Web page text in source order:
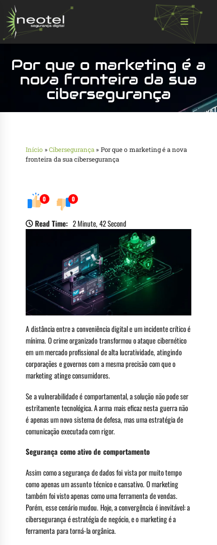
Por que o marketing é a
nova fronteira da sua
cibersegurança
Início »Cibersegurança » Por que o marketing é a nova
fronteira da sua cibersegurança
0 0
Read Time: 2 Minute, 42 Second
A distância entre a conveniência digital e um incidente crítico é
mínima. O crime organizado transformou o ataque cibernético
em um mercado profissional de alta lucratividade, atingindo
corporações e governos com a mesma precisão com que o
marketing atinge consumidores.
Se a vulnerabilidade é comportamental, a solução não pode ser
estritamente tecnológica. A arma mais eficaz nesta guerra não
é apenas um novo sistema de defesa, mas uma estratégia de
comunicação executada com rigor.
Segurança como ativo de comportamento
Assim como a segurança de dados foi vista por muito tempo
como apenas um assunto técnico e cansativo. O marketing
também foi visto apenas como uma ferramenta de vendas.
Porém, esse cenário mudou. Hoje, a convergência é inevitável: a
cibersegurança é estratégia de negócio, e o marketing é a
ferramenta para torná-la orgânica.